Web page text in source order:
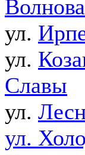
ул.
ул.
Славы
ул.
ул.